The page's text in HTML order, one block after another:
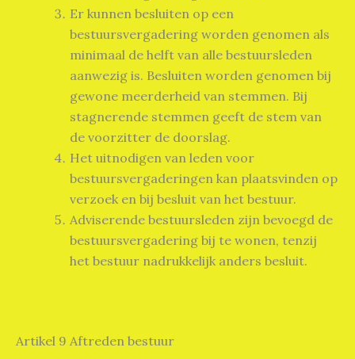
Er kunnen besluiten op een
bestuursvergadering worden genomen als
minimaal de helft van alle bestuursleden
aanwezig is. Besluiten worden genomen bij
gewone meerderheid van stemmen. Bij
stagnerende stemmen geeft de stem van
de voorzitter de doorslag.
Het uitnodigen van leden voor
bestuursvergaderingen kan plaatsvinden op
verzoek en bij besluit van het bestuur.
Adviserende bestuursleden zijn bevoegd de
bestuursvergadering bij te wonen, tenzij
het bestuur nadrukkelijk anders besluit.
Artikel 9 Aftreden bestuur